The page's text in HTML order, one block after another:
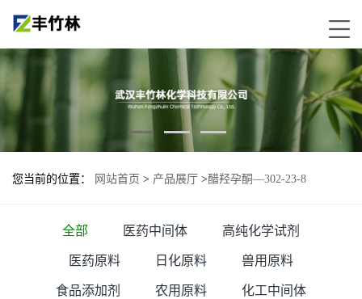
您当前的位置： 网站首页 > 产品展厅 >醋羟孕酮—302-23-8
全部 医药中间体 高纯化学试剂
医药原料 日化原料 兽用原料
食品添加剂 农用原料 化工中间体